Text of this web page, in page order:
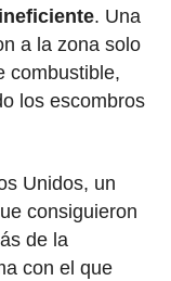
. Una
a la zona solo
combustible,
los escombros
Unidos, un
consiguieron
de la
con el que